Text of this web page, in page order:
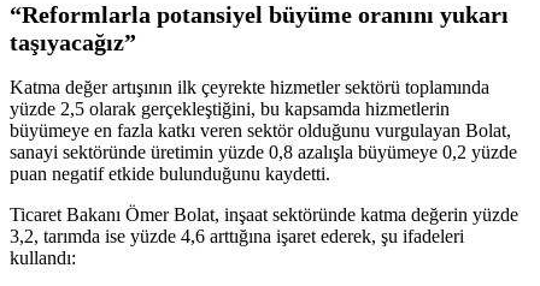
“Reformlarla potansiyel büyüme oranını yukarı
taşıyacağız”
Katma değer artışının ilk çeyrekte hizmetler sektörü toplamında
yüzde 2,5 olarak gerçekleştiğini, bu kapsamda hizmetlerin
büyümeye en fazla katkı veren sektör olduğunu vurgulayan Bolat,
sanayi sektöründe üretimin yüzde 0,8 azalışla büyümeye 0,2 yüzde
puan negatif etkide bulunduğunu kaydetti.
Ticaret Bakanı Ömer Bolat, inşaat sektöründe katma değerin yüzde
3,2, tarımda ise yüzde 4,6 arttığına işaret ederek, şu ifadeleri
kullandı: